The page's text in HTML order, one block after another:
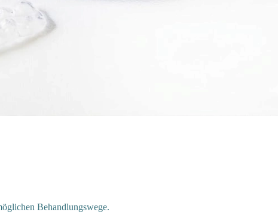
Behandlungswege.